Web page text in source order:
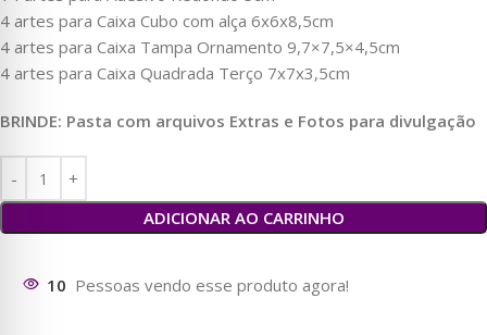
4 artes para Caixa Cubo com alça 6x6x8,5cm
4 artes para Caixa Tampa Ornamento 9,7×7,5×4,5cm
4 artes para Caixa Quadrada Terço 7x7x3,5cm
BRINDE: Pasta com arquivos Extras e Fotos para divulgação
ADICIONAR AO CARRINHO
13 Pessoas vendo esse produto agora!